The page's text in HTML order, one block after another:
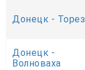
Донецк - Торез
Донецк -
Волноваха